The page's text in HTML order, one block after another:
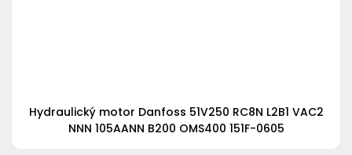
Hydraulický motor Danfoss 51V250 RC8N L2B1 VAC2
NNN 105AANN B200 OMS400 151F-0605